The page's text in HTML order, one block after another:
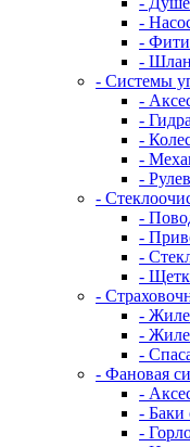
-
-
-
- Системы
-
-
-
-
-
-
-
-
-
-
-
-
-
-
- Фановая
-
- Баки
-